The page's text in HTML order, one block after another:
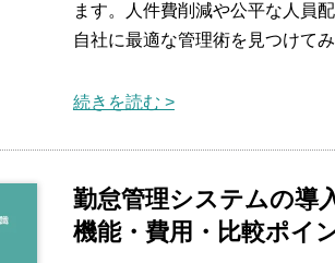
ます。人件費削減や公平な人員
自社に最適な管理術を見つけてみ
続きを読む >
勤怠管理システムの導
機能・費用・比較ポイ